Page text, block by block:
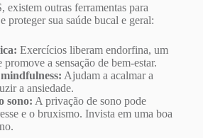
existem outras ferramentas para
proteger sua saúde bucal e geral:
Exercícios liberam endorfina, um
a sensação de bem-estar.
Ajudam a acalmar a
a ansiedade.
sono: A privação de sono pode
e o bruxismo. Invista em uma boa